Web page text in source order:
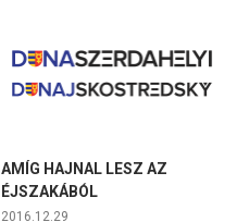
AMÍG HAJNAL LESZ AZ
ÉJSZAKÁBÓL
2016.12.29